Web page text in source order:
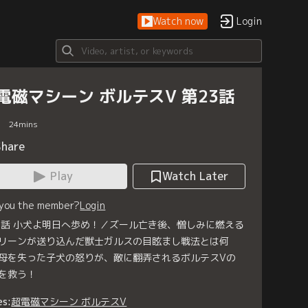
Watch now Login
磁マシーン ボルテスV 第23話
24mins
Play
Watch Later
the member?Login
小犬よ明日へ歩め！／ズール亡き後、憎しみに燃える
ーンが送り込んだ獣士ガルスの目眩まし戦法とは何
を失った子犬の怒りが、敵に翻弄されるボルテスVの
救う！
超電磁マシーン ボルテスV